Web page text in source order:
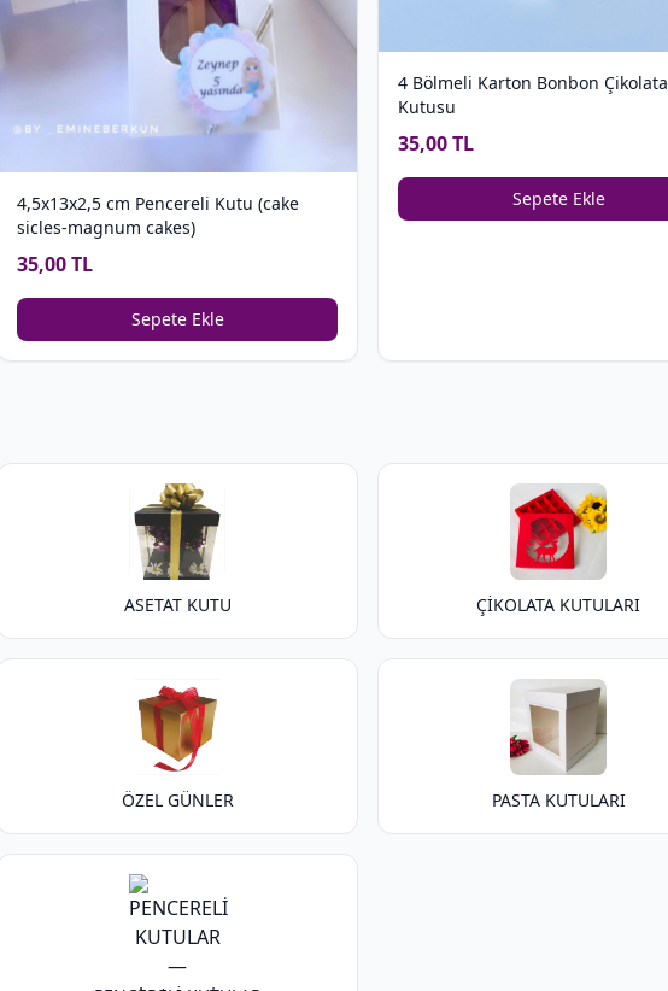
4,5x13x2,5 cm Pencereli Kutu (cake
sicles-magnum cakes)
35,00 TL
Sepete Ekle
4 Bölmeli Karton Bonbon Çikolata
Kutusu
35,00 TL
Sepete Ekle
ASETAT KUTU ÇİKOLATA KUTULARI
ÖZEL GÜNLER PASTA KUTULARI